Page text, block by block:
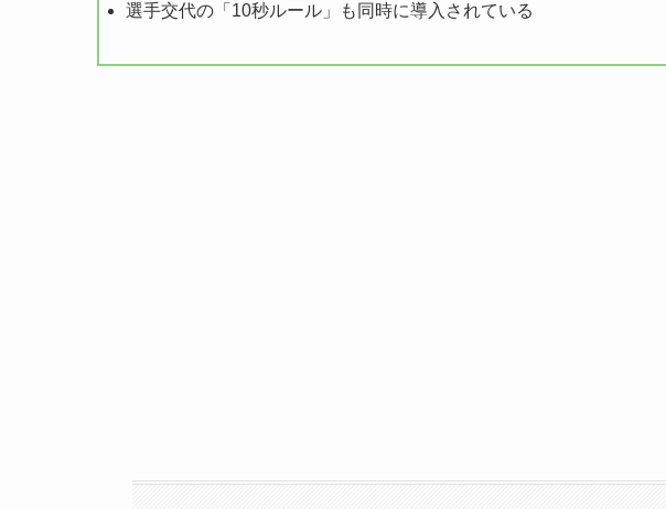
選手交代の「10秒ルール」も同時に導入されている